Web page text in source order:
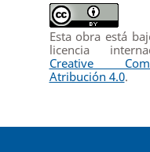
Esta obra está
licencia
Creative
Atribución 4.0.